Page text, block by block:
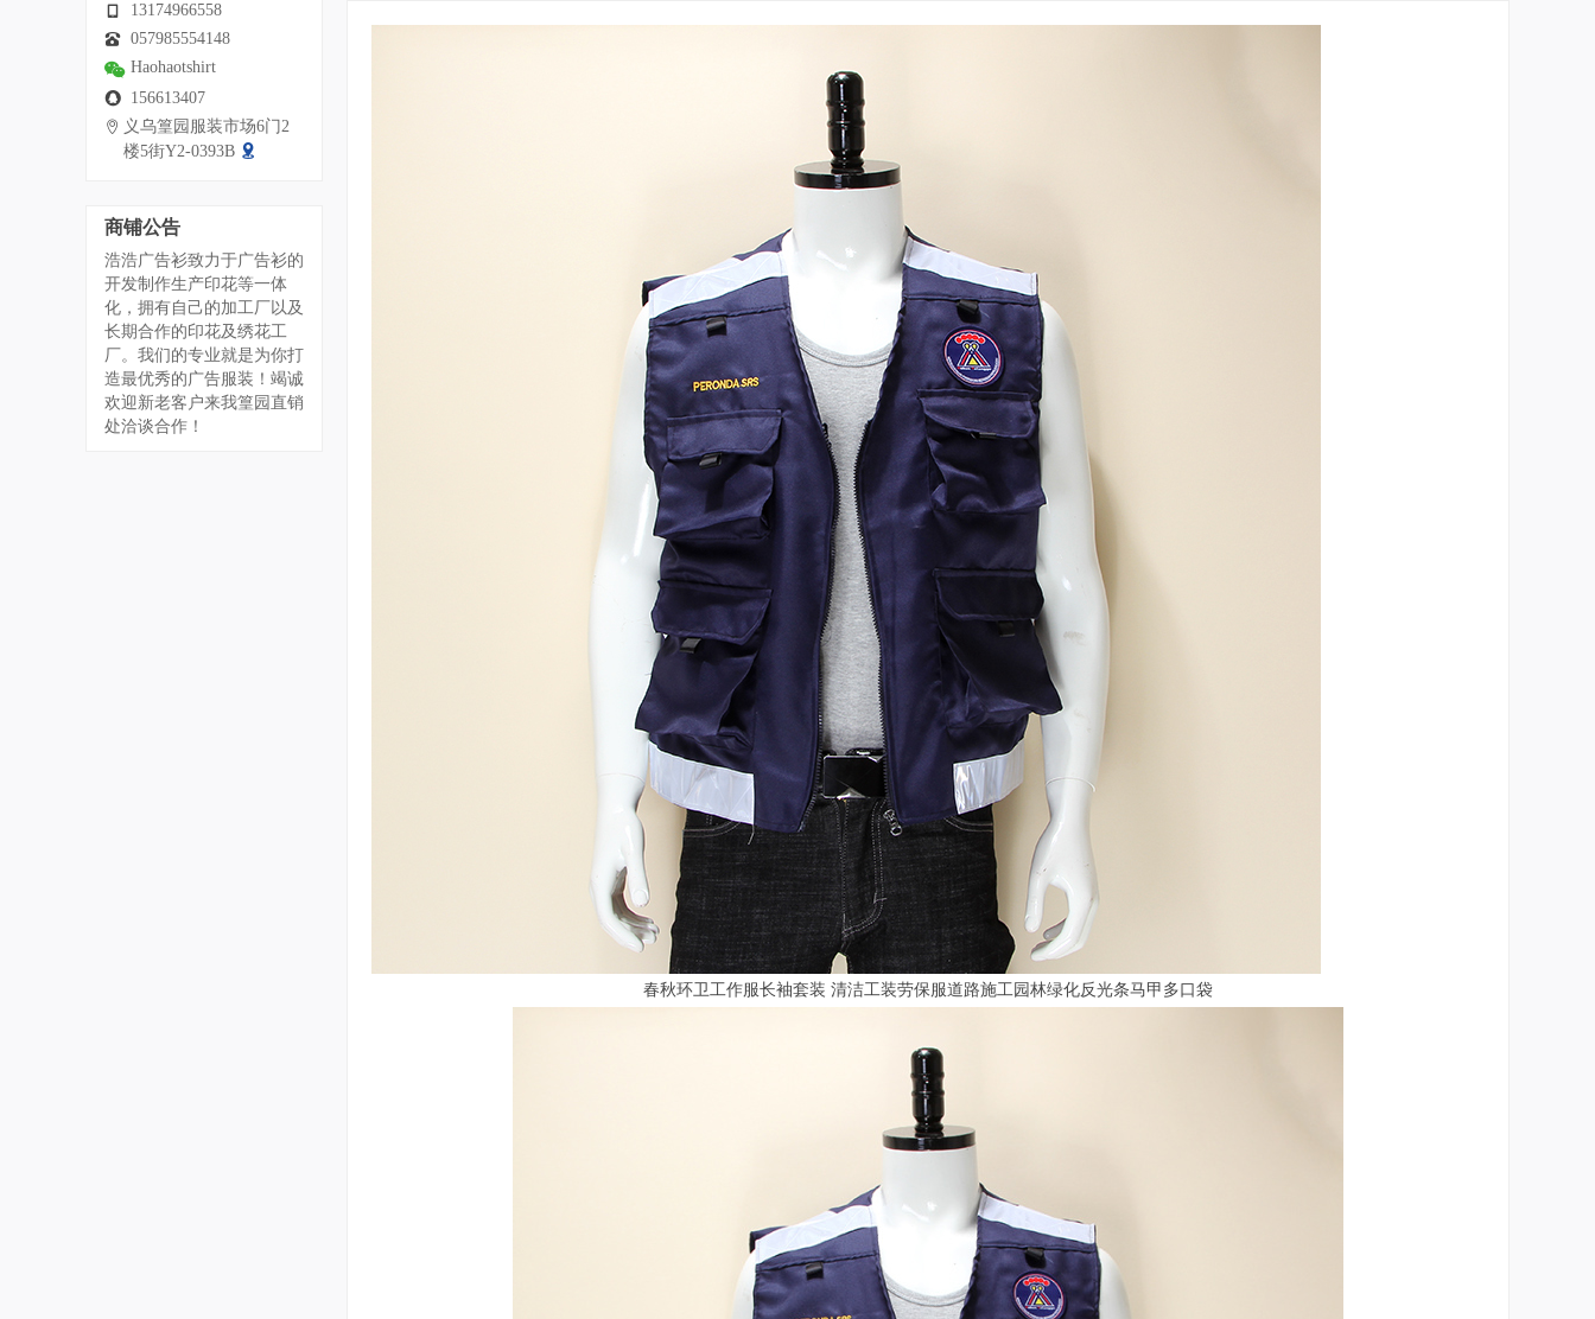
13174966558
057985554148
Haohaotshirt
156613407
义乌篁园服装市场6门2
楼5街Y2-0393B
商铺公告
浩浩广告衫致力于广告衫的
开发制作生产印花等一体
化，拥有自己的加工厂以及
长期合作的印花及绣花工
厂。我们的专业就是为你打
造最优秀的广告服装！竭诚
欢迎新老客户来我篁园直销
处洽谈合作！
春秋环卫工作服长袖套装 清洁工装劳保服道路施工园林绿化反光条马甲多口袋